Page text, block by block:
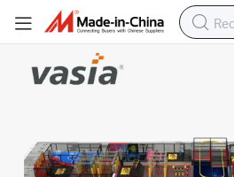
intérieur et extérieur
Grand équipement de parc de trampoline